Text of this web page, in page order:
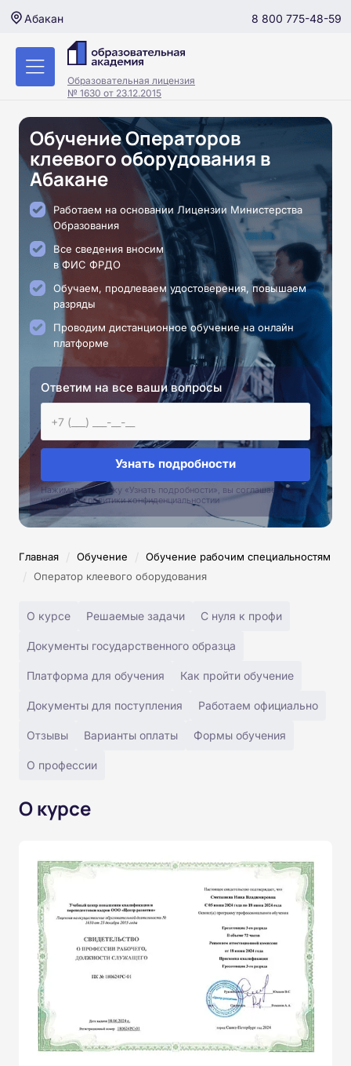
Абакан 8 800 775-48-59
Образовательная лицензия
№ 1630 от 23.12.2015
Обучение Операторов
клеевого оборудования в
Абакане
Работаем на основании Лицензии Министерства
Образования
Все сведения вносим
в ФИС ФРДО
Обучаем, продлеваем удостоверения, повышаем
разряды
Проводим дистанционное обучение на онлайн
платформе
Ответим на все ваши вопросы
Узнать подробности
Нажимая на кнопку «Узнать подробности», вы соглашаетесь с
условиями политики конфиденциальностии
Главная / Обучение / Обучение рабочим специальностям
/ Оператор клеевого оборудования
О курсе Решаемые задачи С нуля к профи
Документы государственного образца
Платформа для обучения Как пройти обучение
Документы для поступления Работаем официально
Отзывы Варианты оплаты Формы обучения
О профессии
О курсе